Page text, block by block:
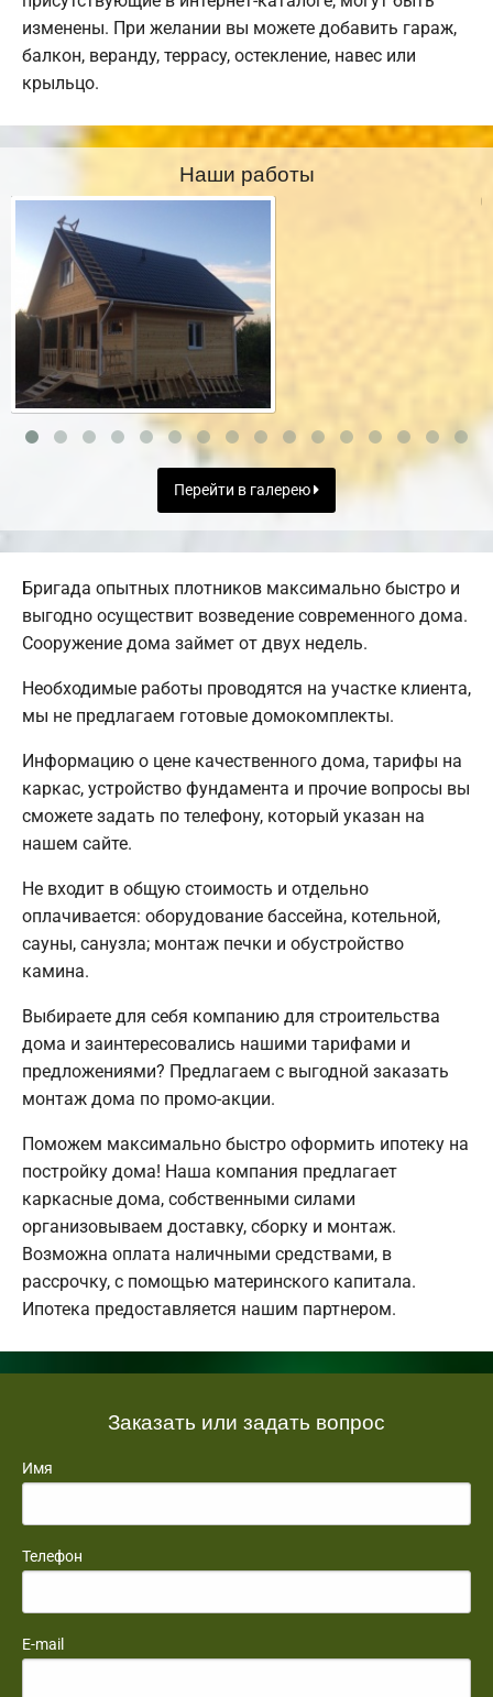
изменены. При желании вы можете добавить гараж,
балкон, веранду, террасу, остекление, навес или
крыльцо.
Наши работы
Перейти в галерею
Бригада опытных плотников максимально быстро и
выгодно осуществит возведение современного дома.
Сооружение дома займет от двух недель.
Необходимые работы проводятся на участке клиента,
мы не предлагаем готовые домокомплекты.
Информацию о цене качественного дома, тарифы на
каркас, устройство фундамента и прочие вопросы вы
сможете задать по телефону, который указан на
нашем сайте.
Не входит в общую стоимость и отдельно
оплачивается: оборудование бассейна, котельной,
сауны, санузла; монтаж печки и обустройство
камина.
Выбираете для себя компанию для строительства
дома и заинтересовались нашими тарифами и
предложениями? Предлагаем с выгодной заказать
монтаж дома по промо-акции.
Поможем максимально быстро оформить ипотеку на
постройку дома! Наша компания предлагает
каркасные дома, собственными силами
организовываем доставку, сборку и монтаж.
Возможна оплата наличными средствами, в
рассрочку, с помощью материнского капитала.
Ипотека предоставляется нашим партнером.
Заказать или задать вопрос
Имя
Телефон
E-mail